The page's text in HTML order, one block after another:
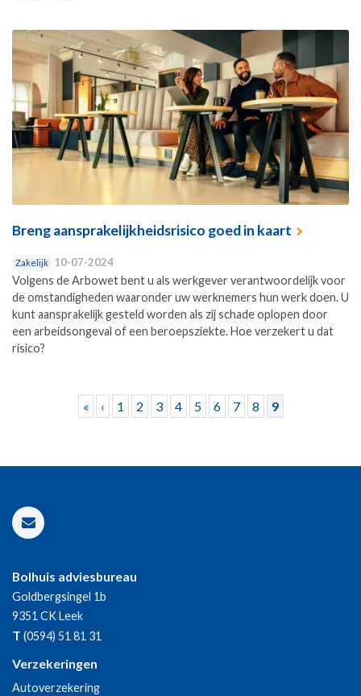
Breng aansprakelijkheidsrisico goed in kaart
Zakelijk 10-07-2024
Volgens de Arbowet bent u als werkgever verantwoordelijk voor
de omstandigheden waaronder uw werknemers hun werk doen. U
kunt aansprakelijk gesteld worden als zij schade oplopen door
een arbeidsongeval of een beroepsziekte. Hoe verzekert u dat
risico?
« ‹ 1 2 3 4 5 6 7 8 9
Bolhuis adviesbureau
Goldbergsingel 1b
9351 CKLeek
T (0594) 51 81 31
Verzekeringen
Autoverzekering